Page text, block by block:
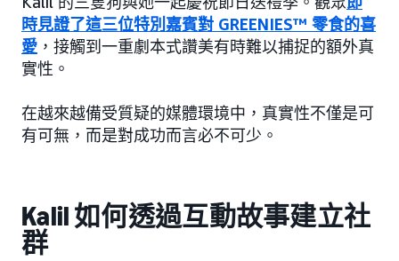
時見證了這三位特別嘉賓對 GREENIES™ 零食的喜
愛 ，接觸到一重劇本式讚美有時難以捕捉的額外真
實性。
在越來越備受質疑的媒體環境中，真實性不僅是可
有可無，而是對成功而言必不可少。
Kalil 如何透過互動故事建立社
群